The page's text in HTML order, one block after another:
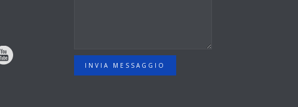
INVIA MESSAGGIO